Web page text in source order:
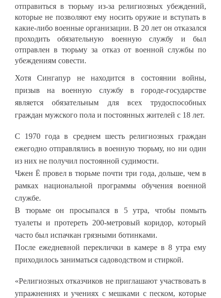
отправиться в тюрьму из-за религиозных убеждений,
которые не позволяют ему носить оружие и вступать в
какие-либо военные организации. В 20 лет он отказался
проходить обязательную военную службу и был
отправлен в тюрьму за отказ от военной службы по
убеждениям совести.
Хотя Сингапур не находится в состоянии войны,
призыв на военную службу в городе-государстве
является обязательным для всех трудоспособных
граждан мужского пола и постоянных жителей с 18 лет.
С 1970 года в среднем шесть религиозных граждан
ежегодно отправлялись в военную тюрьму, но ни один
из них не получил постоянной судимости.
Чжен Ё провел в тюрьме почти три года, дольше, чем в
рамках национальной программы обучения военной
службе.
В тюрьме он просыпался в 5 утра, чтобы помыть
туалеты и протереть 200-метровый коридор, который
часто был испачкан грязными ботинками.
После ежедневной переклички в камере в 8 утра ему
приходилось заниматься садоводством и стиркой.
«Религиозных отказчиков не приглашают участвовать в
упражнениях и учениях с мешками с песком, которые